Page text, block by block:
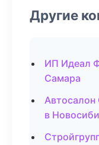
Другие
ИП Идеал
Самара
Автосалон
в